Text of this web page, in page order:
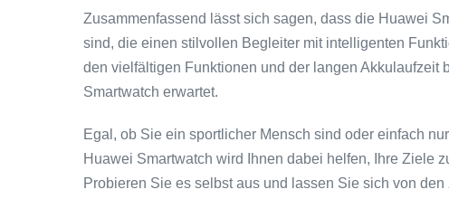
Zusammenfassend lässt sich sagen, dass die Huawei
sind, die einen stilvollen Begleiter mit intelligenten
den vielfältigen Funktionen und der langen Akkulaufzeit
Smartwatch erwartet.
Egal, ob Sie ein sportlicher Mensch sind oder einfach
Huawei Smartwatch wird Ihnen dabei helfen, Ihre Ziele
Probieren Sie es selbst aus und lassen Sie sich von